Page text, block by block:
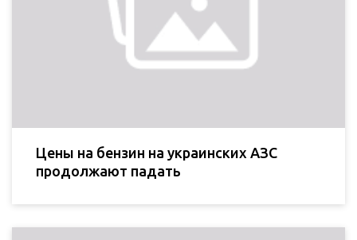
Цены на бензин на украинских АЗС
продолжают падать